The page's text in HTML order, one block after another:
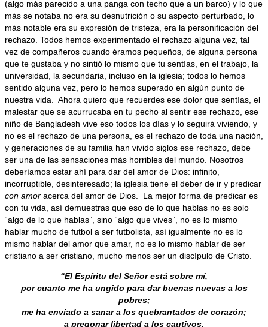
(algo más parecido a una panga con techo que a un barco) y lo que
más se notaba no era su desnutrición o su aspecto perturbado, lo
más notable era su expresión de tristeza, era la personificación del
rechazo. Todos hemos experimentado el rechazo alguna vez, tal
vez de compañeros cuando éramos pequeños, de alguna persona
que te gustaba y no sintió lo mismo que tu sentías, en el trabajo, la
universidad, la secundaria, incluso en la iglesia; todos lo hemos
sentido alguna vez, pero lo hemos superado en algún punto de
nuestra vida. Ahora quiero que recuerdes ese dolor que sentías, el
malestar que se acurrucaba en tu pecho al sentir ese rechazo, ese
niño de Bangladesh vive eso todos los días y lo seguirá viviendo, y
no es el rechazo de una persona, es el rechazo de toda una nación,
y generaciones de su familia han vivido siglos ese rechazo, debe
ser una de las sensaciones más horribles del mundo. Nosotros
deberíamos estar ahí para dar del amor de Dios: infinito,
incorruptible, desinteresado; la iglesia tiene el deber de ir y predicar
con amor acerca del amor de Dios. La mejor forma de predicar es
con tu vida, así demuestras que eso de lo que hablas no es solo
“algo de lo que hablas”, sino “algo que vives”, no es lo mismo
hablar mucho de futbol a ser futbolista, así igualmente no es lo
mismo hablar del amor que amar, no es lo mismo hablar de ser
cristiano a ser cristiano, mucho menos ser un discípulo de Cristo.
“El Espíritu del Señor está sobre mí,
por cuanto me ha ungido para dar buenas nuevas a los
pobres;
me ha enviado a sanar a los quebrantados de corazón;
a pregonar libertad a los cautivos,